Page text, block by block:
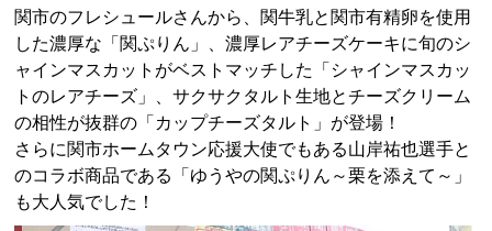
関市のフレシュールさんから、関牛乳と関市有精卵を使用
した濃厚な「関ぷりん」、濃厚レアチーズケーキに旬のシ
ャインマスカットがベストマッチした「シャインマスカッ
トのレアチーズ」、サクサクタルト生地とチーズクリーム
の相性が抜群の「カップチーズタルト」が登場！
さらに関市ホームタウン応援大使でもある山岸祐也選手と
のコラボ商品である「ゆうやの関ぷりん～栗を添えて～」
も大人気でした！